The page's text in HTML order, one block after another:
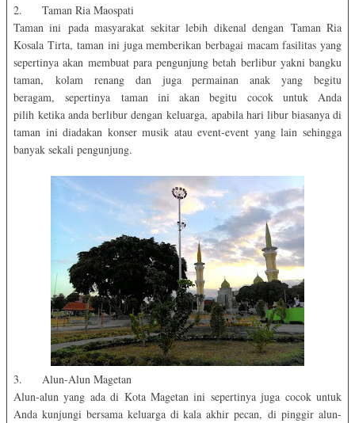
2. Taman Ria Maospati
Taman ini pada masyarakat sekitar lebih dikenal dengan Taman Ria
Kosala Tirta, taman ini juga memberikan berbagai macam fasilitas yang
sepertinya akan membuat para pengunjung betah berlibur yakni bangku
taman, kolam renang dan juga permainan anak yang begitu
beragam, sepertinya taman ini akan begitu cocok untuk Anda
pilih ketika anda berlibur dengan keluarga, apabila hari libur biasanya di
taman ini diadakan konser musik atau event-event yang lain sehingga
banyak sekali pengunjung.
3. Alun-Alun Magetan
Alun-alun yang ada di Kota Magetan ini sepertinya juga cocok untuk
Anda kunjungi bersama keluarga di kala akhir pecan, di pinggir alun-